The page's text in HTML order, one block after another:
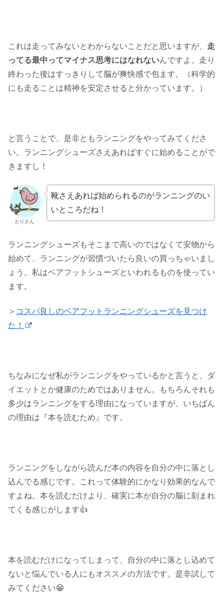
これは走ってみないとわからないことだと思いますが、 走
ってる最中ってマイナス思考にはなれないんですよ。走り
終わった後はすっきりして脳が爽快感で包ます。（科学的
にも走ることは精神を安定させると分かっています。）
と言うことで、是非ともランニングをやってみてくださ
い。ランニングシューズさえあればすぐに始めることがで
きますし！
とりさん
靴さえあれば始められるのがランニングのい
いところだね！
ランニングシューズもそこまで高いのではなくて安物から
始めて、ランニングが習慣づいたら良いの買っちゃいまし
ょう。私はベアフットシューズといわれるものを使ってい
ます。
＞ コスパ良しのベアフットランニングシューズを見つけ
た！
ちなみになぜ私がランニングをやっているかと言うと、ダ
イエットとか健康のためではありません。もちろんそれも
多少はランニングをする理由になっていますが、いちばん
の理由は『本を読むため』です。
ランニングをしながら読んだ本の内容を自分の中に落とし
込んでる感じです。これって体験的にかなり効果的なんで
すよね。本を読むだけより、確実に本が自分の脳に刻まれ
てくる感じがします👍
本を読むだけになってしまって、自分の中に落とし込めて
ないと悩んでいる人にもオススメの方法です。是非試して
みてください😁